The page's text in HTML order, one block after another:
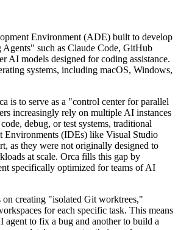
Environment (ADE) built to develop
such as Claude Code, GitHub
AI models designed for coding assistance.
systems, including macOS, Windows,
is to serve as a "control center for parallel
increasingly rely on multiple AI instances
debug, or test systems, traditional
Environments (IDEs) like Visual Studio
as they were not originally designed to
at scale. Orca fills this gap by
specifically optimized for teams of AI
on creating "isolated Git worktrees,"
for each specific task. This means
agent to fix a bug and another to build a